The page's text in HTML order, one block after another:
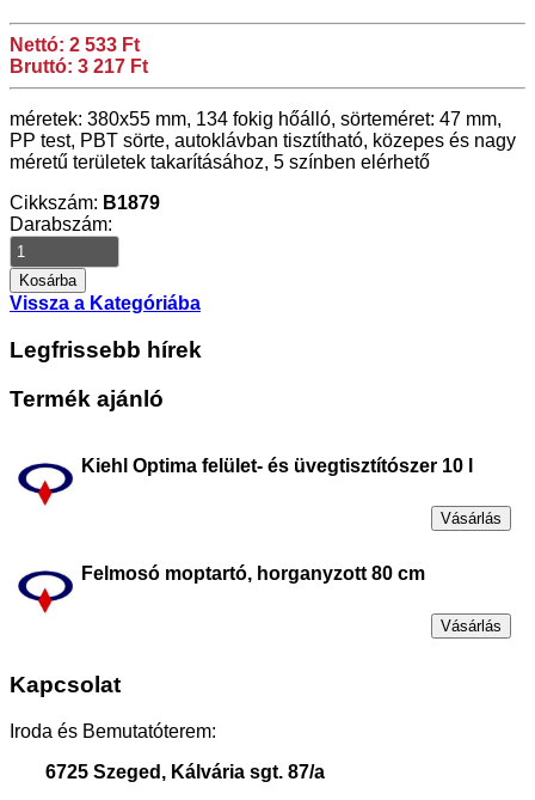
Nettó: 2 533 Ft
Bruttó: 3 217 Ft
méretek: 380x55 mm, 134 fokig hőálló, sörteméret: 47 mm,
PP test, PBT sörte, autoklávban tisztítható, közepes és nagy
méretű területek takarításához, 5 színben elérhető
Cikkszám: B1879
Darabszám:
Vissza a Kategóriába
Legfrissebb hírek
Termék ajánló
Kiehl Optima felület- és üvegtisztítószer 10 l
Vásárlás
Felmosó moptartó, horganyzott 80 cm
Vásárlás
Kapcsolat
Iroda és Bemutatóterem:
6725 Szeged, Kálvária sgt. 87/a